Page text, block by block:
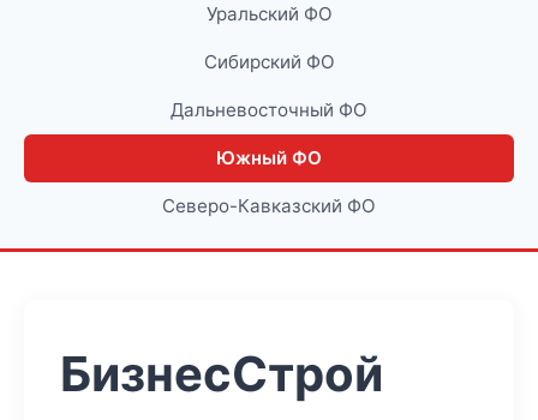
Уральский ФО
Сибирский ФО
Дальневосточный ФО
Южный ФО
Северо-Кавказский ФО
БизнесСтрой